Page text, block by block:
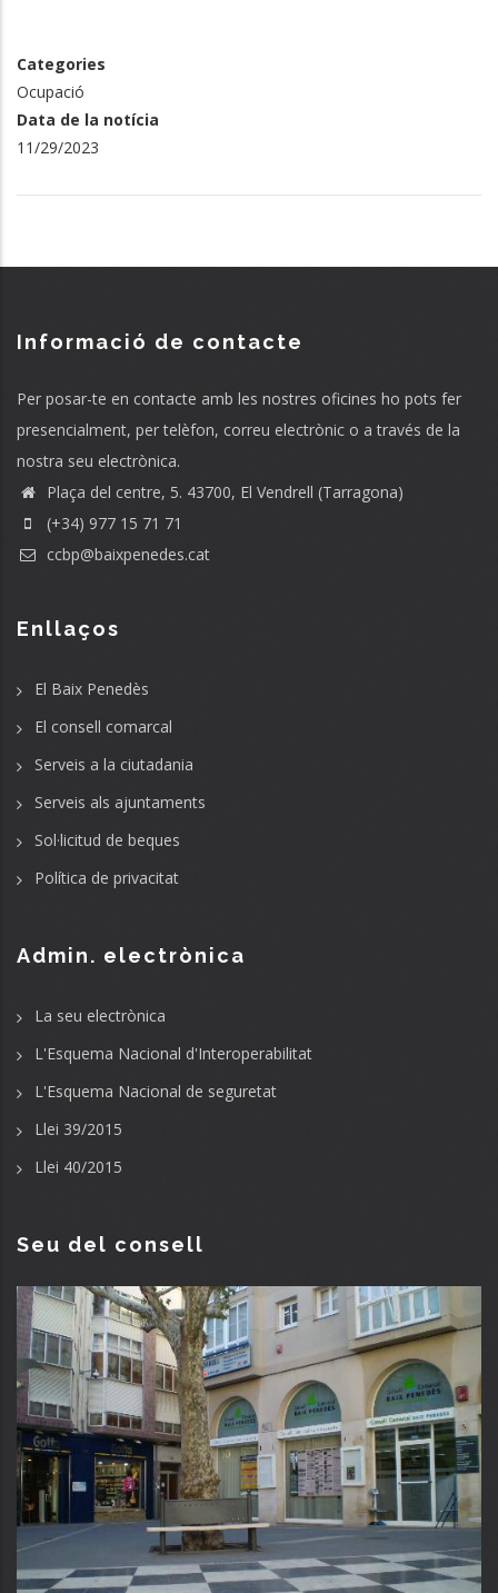
Categories
Ocupació
Data de la notícia
11/29/2023
Informació de contacte
Per posar-te en contacte amb les nostres oficines ho pots fer
presencialment, per telèfon, correu electrònic o a través de la
nostra seu electrònica.
Plaça del centre, 5. 43700, El Vendrell (Tarragona)
(+34) 977 15 71 71
ccbp@baixpenedes.cat
Enllaços
El Baix Penedès
El consell comarcal
Serveis a la ciutadania
Serveis als ajuntaments
Sol·licitud de beques
Política de privacitat
Admin. electrònica
La seu electrònica
L'Esquema Nacional d'Interoperabilitat
L'Esquema Nacional de seguretat
Llei 39/2015
Llei 40/2015
Seu del consell